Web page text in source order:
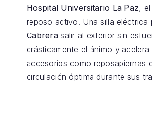
Hospital Universitario La Paz,
reposo activo. Una silla
Cabrera salir al exterior sin
drásticamente el ánimo y
accesorios como reposapiernas
circulación óptima durante sus